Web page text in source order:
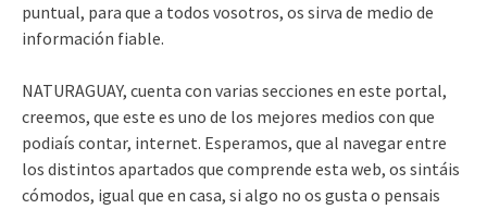
puntual, para que a todos vosotros, os sirva de medio de
información fiable.
NATURAGUAY, cuenta con varias secciones en este portal,
creemos, que este es uno de los mejores medios con que
podiaís contar, internet. Esperamos, que al navegar entre
los distintos apartados que comprende esta web, os sintáis
cómodos, igual que en casa, si algo no os gusta o pensais